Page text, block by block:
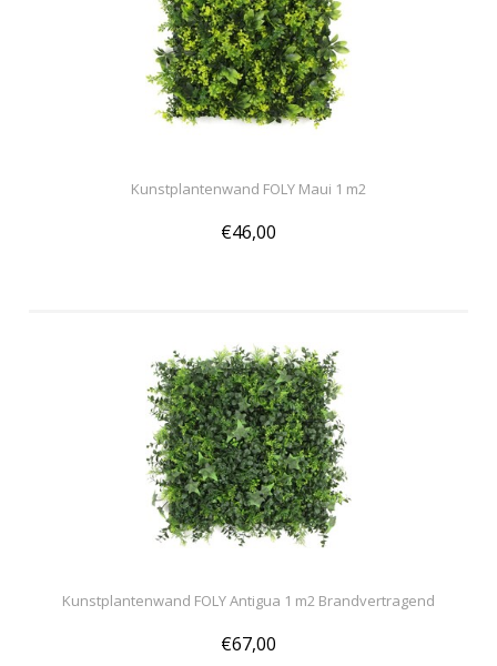
Kunstplantenwand FOLY Maui 1 m2
€46,00
Kunstplantenwand FOLY Antigua 1 m2 Brandvertragend
€67,00